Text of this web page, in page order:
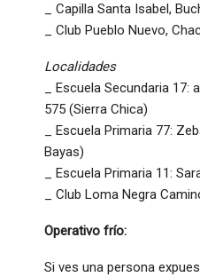
_ Capilla Santa Isabel,
_ Club Pueblo Nuevo,
Localidades
_ Escuela Secundaria 17:
575 (Sierra Chica)
_ Escuela Primaria 77:
Bayas)
_ Escuela Primaria 11:
_ Club Loma Negra
Operativo frío:
Si ves una persona